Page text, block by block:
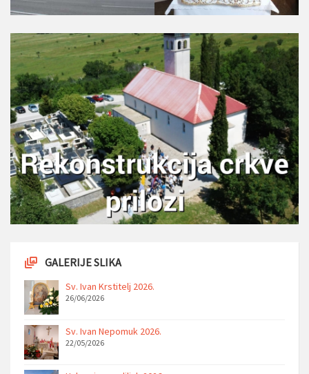
GALERIJE SLIKA
Sv. Ivan Krstitelj 2026.
26/06/2026
Sv. Ivan Nepomuk 2026.
22/05/2026